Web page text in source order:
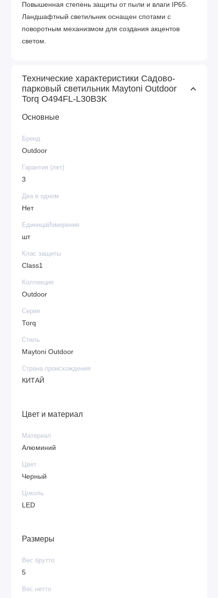
Повышенная степень защиты от пыли и влаги IP65.
Ландшафтный светильник оснащен спотами с
поворотным механизмом для создания акцентов
светом.
Технические характеристики Садово-
парковый светильник Maytoni Outdoor
Torq O494FL-L30B3K
Основные
Бренд
Outdoor
Гарантия (лет)
3
Два в одном
Нет
ЕдиницаИзмерения
шт
Клас защиты
Class1
Коллекция
Outdoor
Серия
Torq
Стиль
Maytoni Outdoor
Страна происхождения
КИТАЙ
Цвет и материал
Материал
Алюминий
Цвет
Черный
Цоколь
LED
Размеры
Вес брутто
5
Вес нетто